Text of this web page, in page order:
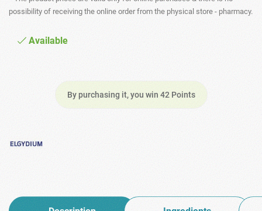
possibility of receiving the online order from the physical store - pharmacy.
Available
By purchasing it, you win 42 Points